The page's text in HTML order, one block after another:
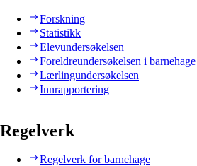
Forskning
Statistikk
Elevundersøkelsen
Foreldreundersøkelsen i barnehage
Lærlingundersøkelsen
Innrapportering
Regelverk
Regelverk for barnehage